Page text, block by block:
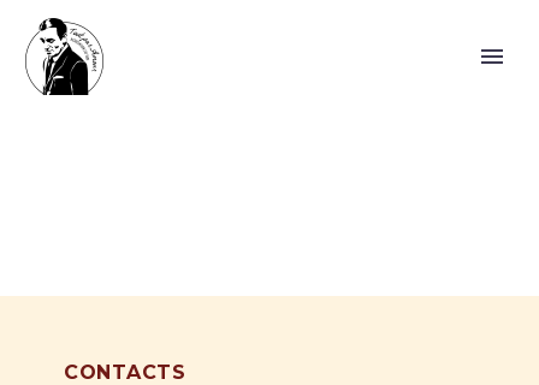
CONTACTS